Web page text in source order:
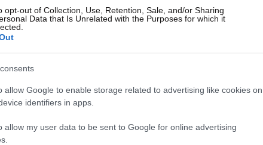
opt-out of Collection, Use, Retention, Sale, and/or Sharing
Data that Is Unrelated with the Purposes for which it
allow Google to enable storage related to advertising like cookies on
identifiers in apps.
allow my user data to be sent to Google for online advertising
πλοία και αναμένεται να προωθηθούν στον
εταιρείας.
των βροχών και του χιονιού